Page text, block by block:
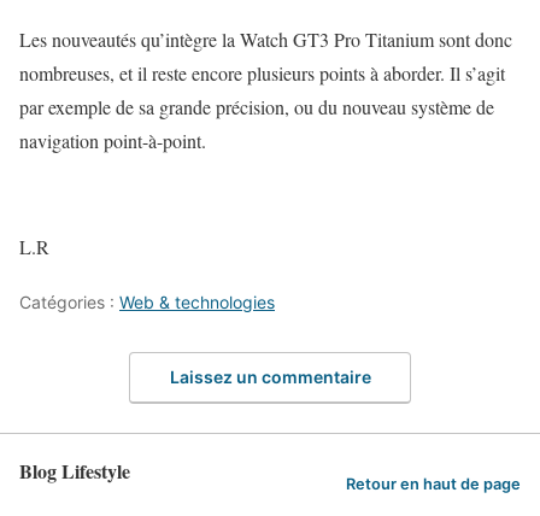
Les nouveautés qu’intègre la Watch GT3 Pro Titanium sont donc
nombreuses, et il reste encore plusieurs points à aborder. Il s’agit
par exemple de sa grande précision, ou du nouveau système de
navigation point-à-point.
L.R
Catégories : Web & technologies
Laissez un commentaire
Blog Lifestyle Retour en haut de page